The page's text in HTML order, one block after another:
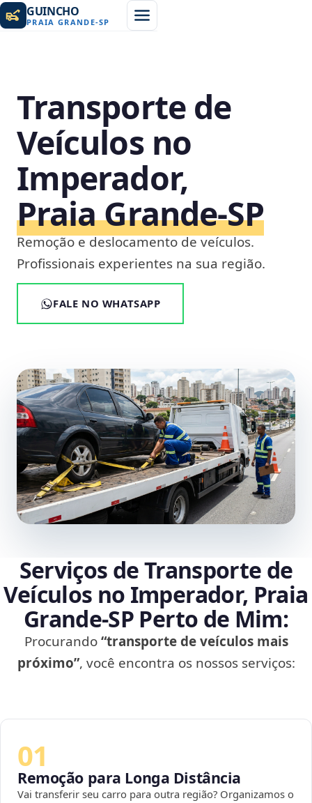
GUINCHO
PRAIA GRANDE-SP
Transporte de
Veículos no
Imperador,
Praia Grande‑SP
Remoção e deslocamento de veículos.
Profissionais experientes na sua região.
FALE NO WHATSAPP
Serviços de Transporte de
Veículos no Imperador, Praia
Grande‑SP Perto de Mim:
Procurando“transporte de veículos mais
próximo”, você encontra os nossos serviços:
01
Remoção para Longa Distância
Vai transferir seu carro para outra região? Organizamos o